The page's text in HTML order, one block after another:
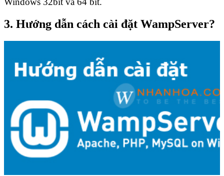
3. Hướng dẫn cách cài đặt WampServer?